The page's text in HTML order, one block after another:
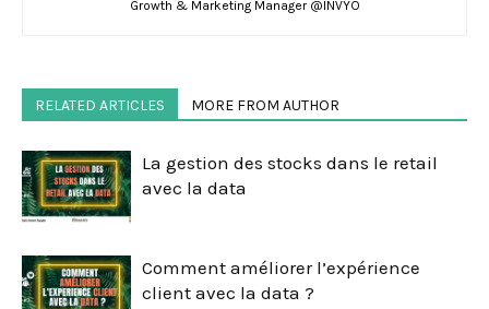
Growth & Marketing Manager @INVYO
RELATED ARTICLES MORE FROM AUTHOR
La gestion des stocks dans le retail
avec la data
Comment améliorer l’expérience
client avec la data ?